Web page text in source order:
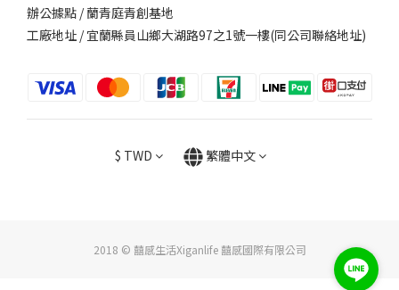
辦公據點 / 蘭青庭青創基地
工廠地址 / 宜蘭縣員山鄉大湖路97之1號一樓(同公司聯絡地址)
$ TWD 繁體中文
2018 © 囍感生活Xiganlife 囍感國際有限公司